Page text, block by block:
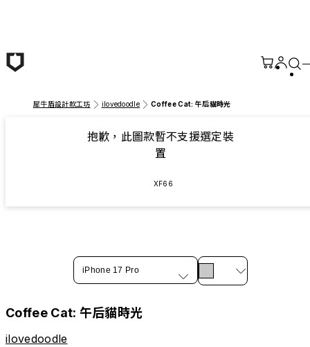
犀牛盾設計款工坊 ilovedoodle Coffee Cat: 午后貓時光
抱歉，此圖款暫不支援選定裝
置
XF66
iPhone 17 Pro
Coffee Cat: 午后貓時光
ilovedoodle